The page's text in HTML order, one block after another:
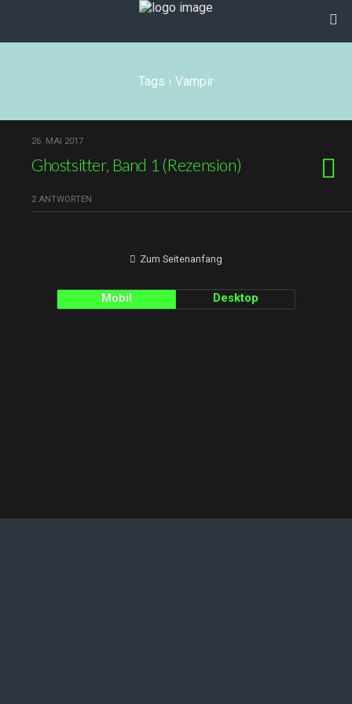
Tags › Vampir
26. MAI 2017
Ghostsitter, Band 1 (Rezension)
2 ANTWORTEN
Zum Seitenanfang
Mobil Desktop